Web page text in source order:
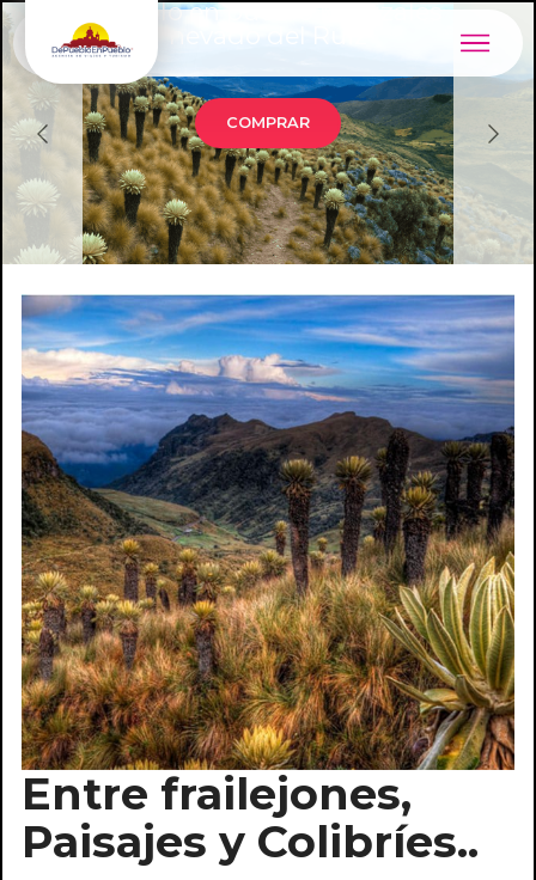
pueblo en pueblo Manizales
COMPRAR
Previous Next
Entre frailejones,
Paisajes y Colibríes..